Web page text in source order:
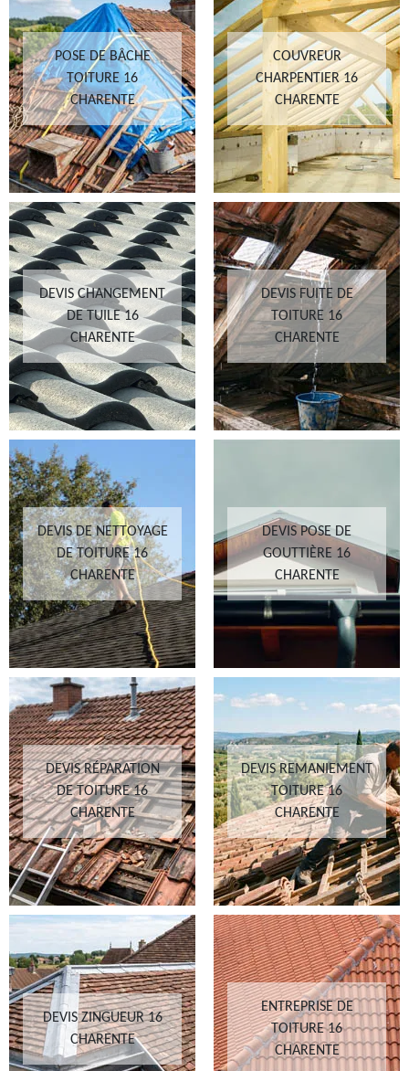
POSE DE BÂCHE
TOITURE 16
CHARENTE
COUVREUR
CHARPENTIER 16
CHARENTE
DEVIS CHANGEMENT
DE TUILE 16
CHARENTE
DEVIS FUITE DE
TOITURE 16
CHARENTE
DEVIS DE NETTOYAGE
DE TOITURE 16
CHARENTE
DEVIS POSE DE
GOUTTIÈRE 16
CHARENTE
DEVIS RÉPARATION
DE TOITURE 16
CHARENTE
DEVIS REMANIEMENT
TOITURE 16
CHARENTE
DEVIS ZINGUEUR 16
CHARENTE
ENTREPRISE DE
TOITURE 16
CHARENTE